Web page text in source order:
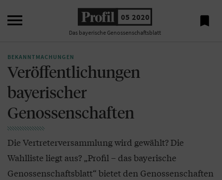
 05 2020
Das bayerische Genossenschaftsblatt

BEKANNTMACHUNGEN
Veröffentlichungen
bayerischer
Genossenschaften
Die Vertreterversammlung wird gewählt? Die
Wahlliste liegt aus? „Profil – das bayerische
Genossenschaftsblatt“ bietet den Genossenschaften